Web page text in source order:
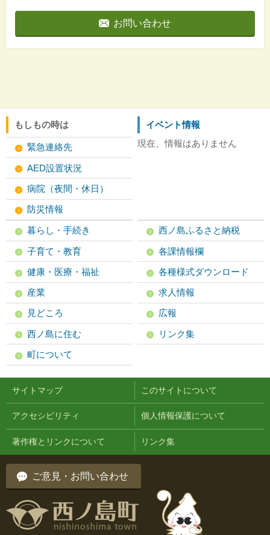
お問い合わせ
もしもの時は
緊急連絡先
AED設置状況
病院（夜間・休日）
防災情報
イベント情報
現在、情報はありません
暮らし・手続き
子育て・教育
健康・医療・福祉
産業
見どころ
西ノ島に住む
町について
西ノ島ふるさと納税
各課情報欄
各種様式ダウンロード
求人情報
広報
リンク集
サイトマップ このサイトについて
アクセシビリティ 個人情報保護について
著作権とリンクについて リンク集
ご意見・お問い合わせ